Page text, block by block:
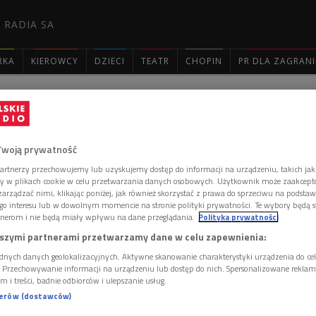
RADIA SA
KIEROWCY DZIECI TEATR CHOPIN PR DLA
MP3! Zapraszamy!
możesz być pierwszy!
KOMENTARZ
prywatność
przechowujemy lub uzyskujemy dostęp do informacji na urządzeniu, takich
w plikach cookie w celu przetwarzania danych osobowych. Użytkownik może
nimi, klikając poniżej, jak również skorzystać z prawa do sprzeciwu na
interesu lub w dowolnym momencie na stronie polityki prywatności. Te wybory będą
i nie będą miały wpływu na dane przeglądania. Polityka prywatności
partnerami przetwarzamy dane w celu zapewnienia:
danych geolokalizacyjnych. Aktywne skanowanie charakterystyki urządzenia do
informacji na urządzeniu lub dostęp do nich. Spersonalizowane
i treści, badnie odbiorców i ulepszanie usług.
(dostawców)